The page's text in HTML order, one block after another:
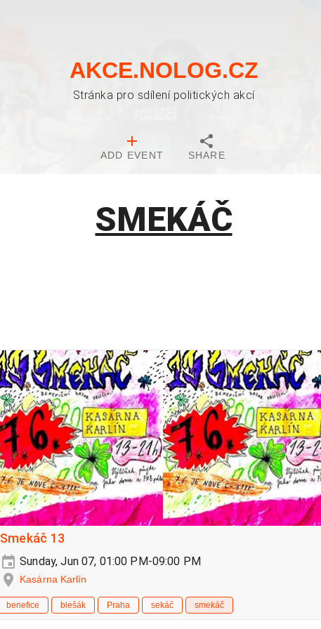
AKCE.NOLOG.CZ
Stránka pro sdílení politických akcí
ADD EVENT SHARE
SMEKÁČ
Smekáč 13
Sunday, Jun 07, 01:00 PM-09:00 PM
Kasárna Karlín
benefice blešák Praha sekáč smekáč